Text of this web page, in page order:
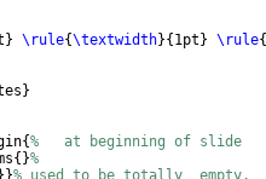
} \rule{\textwidth}{ 1pt } \rule{
}
{%   at beginning of slide
{ }%